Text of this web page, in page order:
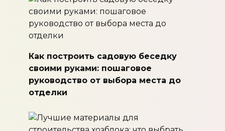
Как построить садовую беседку
своими руками: пошаговое
руководство от выбора места до
отделки